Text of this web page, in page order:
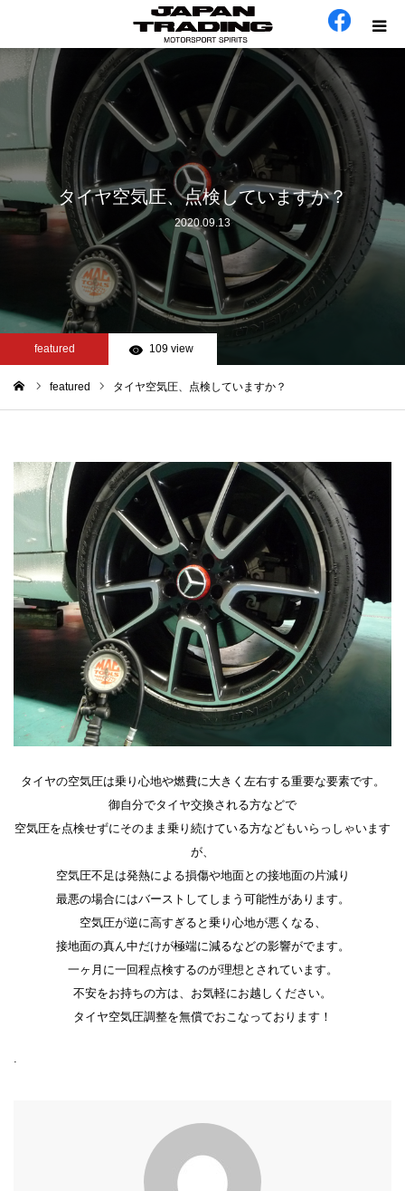
タイヤ空気圧、点検していますか？
2020.09.13
featured 109 view
featured タイヤ空気圧、点検していますか？
タイヤの空気圧は乗り心地や燃費に大きく左右する重要な要素です。
御自分でタイヤ交換される方などで
空気圧を点検せずにそのまま乗り続けている方などもいらっしゃいます
が、
空気圧不足は発熱による損傷や地面との接地面の片減り
最悪の場合にはバーストしてしまう可能性があります。
空気圧が逆に高すぎると乗り心地が悪くなる、
接地面の真ん中だけが極端に減るなどの影響がでます。
一ヶ月に一回程点検するのが理想とされています。
不安をお持ちの方は、お気軽にお越しください。
タイヤ空気圧調整を無償でおこなっております！
ホーム
在庫車
会社概要
カテゴリー
工場日誌
お問い合わせ